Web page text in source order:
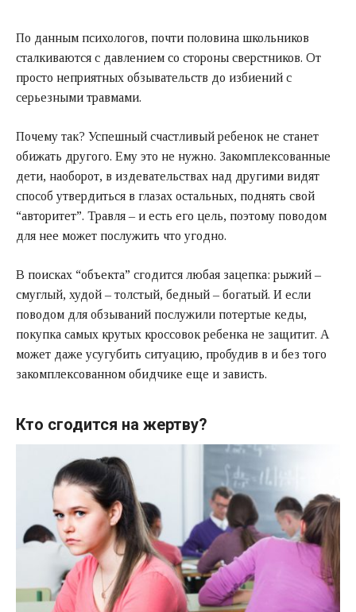
По данным психологов, почти половина школьников
сталкиваются с давлением со стороны сверстников. От
просто неприятных обзывательств до избиений с
серьезными травмами.
Почему так? Успешный счастливый ребенок не станет
обижать другого. Ему это не нужно. Закомплексованные
дети, наоборот, в издевательствах над другими видят
способ утвердиться в глазах остальных, поднять свой
“авторитет”. Травля – и есть его цель, поэтому поводом
для нее может послужить что угодно.
В поисках “объекта” сгодится любая зацепка: рыжий –
смуглый, худой – толстый, бедный – богатый. И если
поводом для обзываний послужили потертые кеды,
покупка самых крутых кроссовок ребенка не защитит. А
может даже усугубить ситуацию, пробудив в и без того
закомплексованном обидчике еще и зависть.
Кто сгодится на жертву?